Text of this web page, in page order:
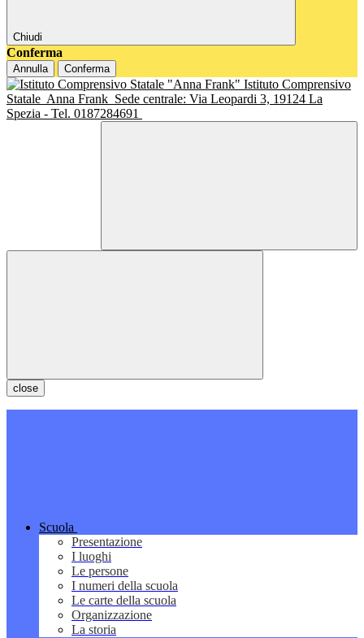
Chiudi
Conferma
Annulla Conferma
Istituto Comprensivo
Statale Anna Frank Sede centrale: Via Leopardi 3, 19124 La
Spezia - Tel. 0187284691
close
Scuola
Presentazione
I luoghi
Le persone
I numeri della scuola
Le carte della scuola
Organizzazione
La storia